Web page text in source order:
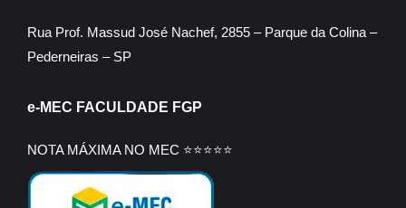
Rua Prof. Massud José Nachef, 2855 – Parque da Colina –
Pederneiras – SP
e-MEC FACULDADE FGP
NOTA MÁXIMA NO MEC ⭐⭐⭐⭐⭐